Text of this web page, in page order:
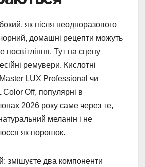
як після неодноразового
домашні рецепти можуть
посвітління. Тут на сцену
ремувери. Кислотні
Master LUX Professional чи
Off, популярні в
2026 року саме через те,
меланін і не
як порошок.
змішуєте два компоненти